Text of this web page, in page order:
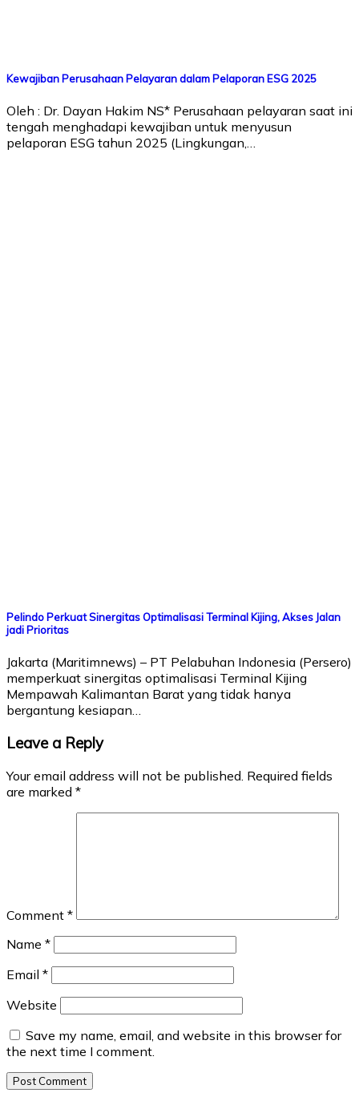
Kewajiban Perusahaan Pelayaran dalam Pelaporan ESG 2025
Oleh : Dr. Dayan Hakim NS* Perusahaan pelayaran saat ini
tengah menghadapi kewajiban untuk menyusun
pelaporan ESG tahun 2025 (Lingkungan,…
Pelindo Perkuat Sinergitas Optimalisasi Terminal Kijing, Akses Jalan
jadi Prioritas
Jakarta (Maritimnews) – PT Pelabuhan Indonesia (Persero)
memperkuat sinergitas optimalisasi Terminal Kijing
Mempawah Kalimantan Barat yang tidak hanya
bergantung kesiapan…
Leave a Reply
Your email address will not be published. Required fields
are marked *
Comment *
Name *
Email *
Website
Save my name, email, and website in this browser for
the next time I comment.